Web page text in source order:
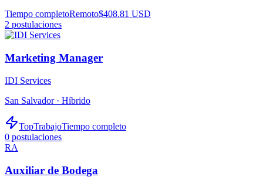
Tiempo completoRemoto$408.81 USD
2 postulaciones
Marketing Manager
IDI Services
San Salvador · Híbrido
TopTrabajoTiempo completo
0 postulaciones
RA
Auxiliar de Bodega